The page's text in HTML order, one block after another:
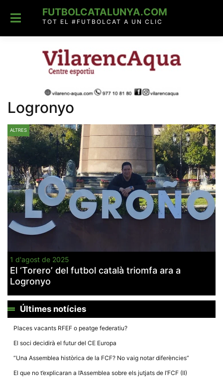
content
FUTBOLCATALUNYA.COM
TOT EL #FUTBOLCAT A UN CLIC
Logronyo
ALTRES
1 d'agost de 2025
El ‘Torero’ del futbol català triomfa ara a
Logronyo
Últimes notícies
Places vacants RFEF o peatge federatiu?
El soci decidirà el futur del CE Europa
“Una Assemblea històrica de la FCF? No vaig notar diferències”
El que no t’explicaran a l’Assemblea sobre els jutjats de l’FCF (II)
cookies no
són
web.